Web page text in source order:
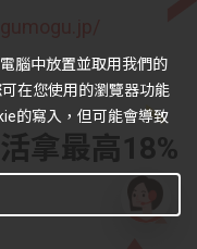
拿最高18%
腦中放置並取用我們的
在您使用的瀏覽器功能
的寫入，但可能會導致